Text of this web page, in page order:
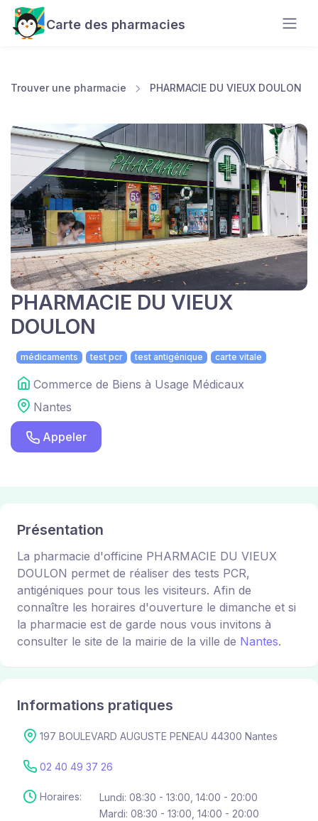
Carte des pharmacies
Trouver une pharmacie PHARMACIE DU VIEUX DOULON
PHARMACIE DU VIEUX
DOULON
médicaments test pcr test antigénique carte vitale
Commerce de Biens à Usage Médicaux
Nantes
Appeler
Présentation
La pharmacie d'officine PHARMACIE DU VIEUX
DOULON permet de réaliser des tests PCR,
antigéniques pour tous les visiteurs. Afin de
connaître les horaires d'ouverture le dimanche et si
la pharmacie est de garde nous vous invitons à
consulter le site de la mairie de la ville de Nantes.
Informations pratiques
197 BOULEVARD AUGUSTE PENEAU 44300 Nantes
02 40 49 37 26
Horaires:
Lundi: 08:30 - 13:00, 14:00 - 20:00
Mardi: 08:30 - 13:00, 14:00 - 20:00